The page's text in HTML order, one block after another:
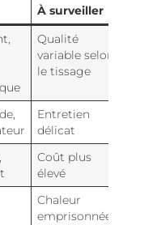
À surveiller
Qualité
variable selon
le tissage
Entretien
délicat
Coût plus
élevé
Chaleur
emprisonnée,